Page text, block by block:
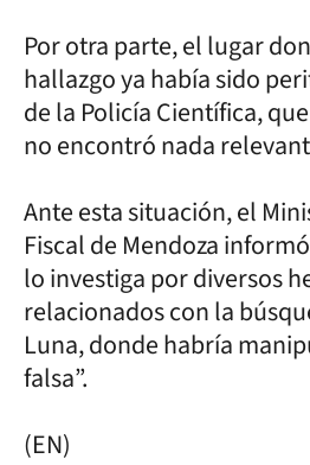
Por otra parte, el lugar
hallazgo ya había sido
de la Policía Científica,
no encontró nada
Ante esta situación, el
Fiscal de Mendoza
lo investiga por diversos
relacionados con la
Luna, donde habría
falsa”.
(EN)